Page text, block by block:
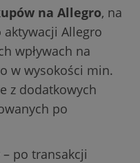
na Allegro, na
aktywacji Allegro
wpływach na
w wysokości min.
z dodatkowych
po
– po transakcji